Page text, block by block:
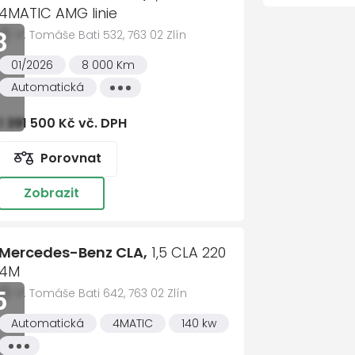
světel Plus
manévru
Speedlimit Assist
pruhu
8stupňová převodovka
4 směry
víka zavazadlového
4MATIC AMG linie
tř. Tomáše Bati 532, 763 02 Zlín
01/2026
8 000 Km
Automatická
Všechny
1 391 500 Kč vč. DPH
Porovnat
Zobrazit
Mercedes-Benz CLA, 1,5 CLA 220
4M
tř. Tomáše Bati 642, 763 02 Zlín
Automatická
4MATIC
140 kw
Všechny
nám vzkaz
*
adresa *